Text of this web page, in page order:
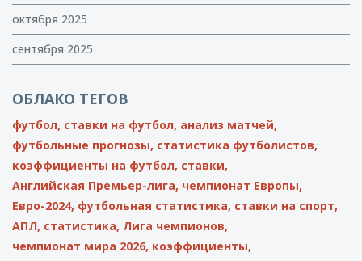
октября 2025
сентября 2025
ОБЛАКО ТЕГОВ
футбол, ставки на футбол, анализ матчей,
футбольные прогнозы, статистика футболистов,
коэффициенты на футбол, ставки,
Английская Премьер-лига, чемпионат Европы,
Евро-2024, футбольная статистика, ставки на спорт,
АПЛ, статистика, Лига чемпионов,
чемпионат мира 2026, коэффициенты,